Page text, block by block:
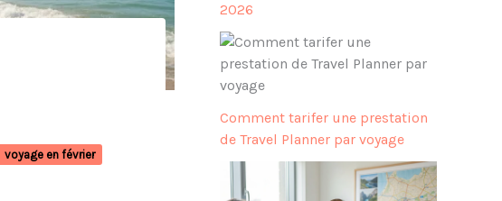
voyage en février
2026
Comment tarifer une prestation
de Travel Planner par voyage